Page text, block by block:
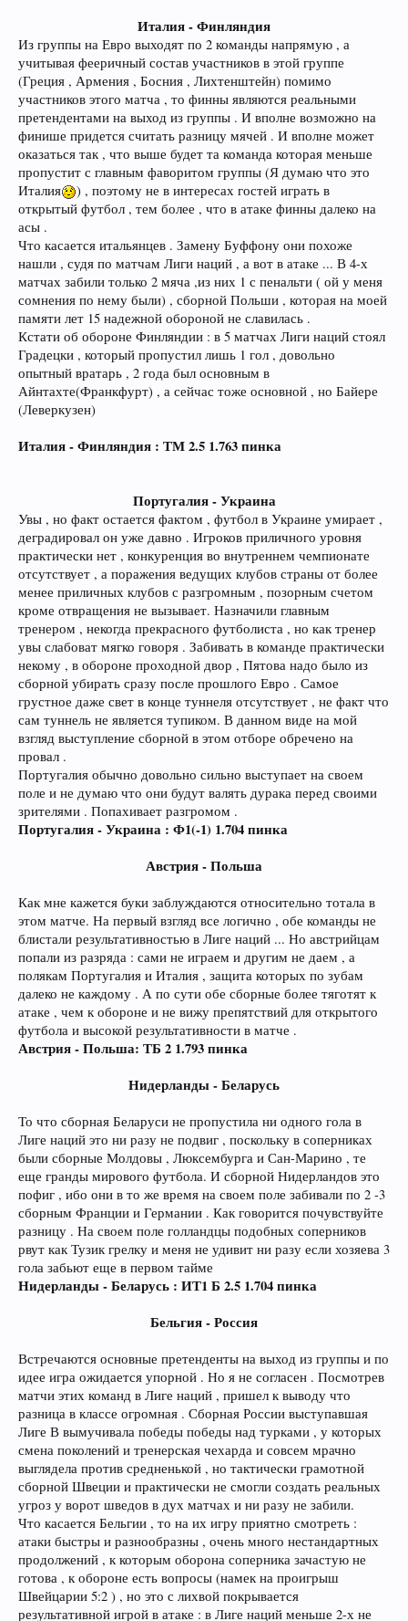
Италия - Финляндия
Из группы на Евро выходят по 2 команды напрямую , а
учитывая фееричный состав участников в этой группе
(Греция , Армения , Босния , Лихтенштейн) помимо
участников этого матча , то финны являются реальными
претендентами на выход из группы . И вполне возможно на
финише придется считать разницу мячей . И вполне может
оказаться так , что выше будет та команда которая меньше
пропустит с главным фаворитом группы (Я думаю что это
Италия
) , поэтому не в интересах гостей играть в
открытый футбол , тем более , что в атаке финны далеко на
асы .
Что касается итальянцев . Замену Буффону они похоже
нашли , судя по матчам Лиги наций , а вот в атаке ... В 4-х
матчах забили только 2 мяча ,из них 1 с пенальти ( ой у меня
сомнения по нему были) , сборной Польши , которая на моей
памяти лет 15 надежной обороной не славилась .
Кстати об обороне Финляндии : в 5 матчах Лиги наций стоял
Градецки , который пропустил лишь 1 гол , довольно
опытный вратарь , 2 года был основным в
Айнтахте(Франкфурт) , а сейчас тоже основной , но Байере
(Леверкузен)
Италия - Финляндия : ТМ 2.5 1.763 пинка
Португалия - Украина
Увы , но факт остается фактом , футбол в Украине умирает ,
деградировал он уже давно . Игроков приличного уровня
практически нет , конкуренция во внутреннем чемпионате
отсутствует , а поражения ведущих клубов страны от более
менее приличных клубов с разгромным , позорным счетом
кроме отвращения не вызывает. Назначили главным
тренером , некогда прекрасного футболиста , но как тренер
увы слабоват мягко говоря . Забивать в команде практически
некому , в обороне проходной двор , Пятова надо было из
сборной убирать сразу после прошлого Евро . Самое
грустное даже свет в конце туннеля отсутствует , не факт что
сам туннель не является тупиком. В данном виде на мой
взгляд выступление сборной в этом отборе обречено на
провал .
Португалия обычно довольно сильно выступает на своем
поле и не думаю что они будут валять дурака перед своими
зрителями . Попахивает разгромом .
Португалия - Украина : Ф1(-1) 1.704 пинка
Австрия - Польша
Как мне кажется буки заблуждаются относительно тотала в
этом матче. На первый взгляд все логично , обе команды не
блистали результативностью в Лиге наций ... Но австрийцам
попали из разряда : сами не играем и другим не даем , а
полякам Португалия и Италия , защита которых по зубам
далеко не каждому . А по сути обе сборные более тяготят к
атаке , чем к обороне и не вижу препятствий для открытого
футбола и высокой результативности в матче .
Австрия - Польша: ТБ 2 1.793 пинка
Нидерланды - Беларусь
То что сборная Беларуси не пропустила ни одного гола в
Лиге наций это ни разу не подвиг , поскольку в соперниках
были сборные Молдовы , Люксембурга и Сан-Марино , те
еще гранды мирового футбола. И сборной Нидерландов это
пофиг , ибо они в то же время на своем поле забивали по 2 -3
сборным Франции и Германии . Как говорится почувствуйте
разницу . На своем поле голландцы подобных соперников
рвут как Тузик грелку и меня не удивит ни разу если хозяева 3
гола забьют еще в первом тайме
Нидерланды - Беларусь : ИТ1 Б 2.5 1.704 пинка
Бельгия - Россия
Встречаются основные претенденты на выход из группы и по
идее игра ожидается упорной . Но я не согласен . Посмотрев
матчи этих команд в Лиге наций , пришел к выводу что
разница в классе огромная . Сборная России выступавшая
Лиге В вымучивала победы победы над турками , у которых
смена поколений и тренерская чехарда и совсем мрачно
выглядела против средненькой , но тактически грамотной
сборной Швеции и практически не смогли создать реальных
угроз у ворот шведов в дух матчах и ни разу не забили.
Что касается Бельгии , то на их игру приятно смотреть :
атаки быстры и разнообразны , очень много нестандартных
продолжений , к которым оборона соперника зачастую не
готова , к обороне есть вопросы (намек на проигрыш
Швейцарии 5:2 ) , но это с лихвой покрывается
результативной игрой в атаке : в Лиге наций меньше 2-х не